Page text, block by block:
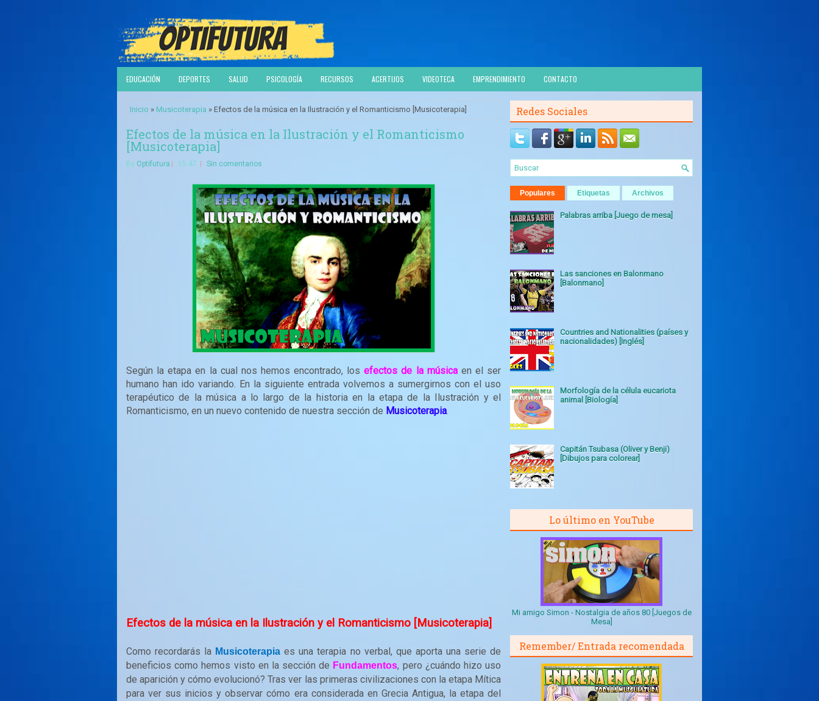
EDUCACIÓN DEPORTES SALUD PSICOLOGÍA RECURSOS ACERTIJOS VIDEOTECA EMPRENDIMIENTO CONTACTO
Inicio » Musicoterapia » Efectos de la música en la Ilustración y el Romanticismo [Musicoterapia]
Efectos de la música en la Ilustración y el Romanticismo
[Musicoterapia]
By Optifutura 15:47 Sin comentarios
Según la etapa en la cual nos hemos encontrado, losefectos de la músicaen el ser
humano han ido variando. En la siguiente entrada volvemos a sumergirnos con el uso
terapéutico de la música a lo largo de la historia en la etapa de la Ilustración y el
Romanticismo, en un nuevo contenido de nuestra sección de Musicoterapia.
Efectos de la música en la Ilustración y el Romanticismo [Musicoterapia]
Como recordarás la Musicoterapia es una terapia no verbal, que aporta una serie de
beneficios como hemos visto en la sección de Fundamentos, pero ¿cuándo hizo uso
de aparición y cómo evolucionó? Tras ver las primeras civilizaciones con la etapa Mítica
para ver sus inicios y observar cómo era considerada en Grecia Antigua, la etapa del
Redes Sociales
Populares Etiquetas Archivos
Palabras arriba [Juego de mesa]
Las sanciones en Balonmano
[Balonmano]
Countries and Nationalities (países y
nacionalidades) [Inglés]
Morfología de la célula eucariota
animal [Biología]
Capitán Tsubasa (Oliver y Benji)
[Dibujos para colorear]
Lo último en YouTube
Mi amigo Simon - Nostalgia de años 80 [Juegos de
Mesa]
Remember/ Entrada recomendada